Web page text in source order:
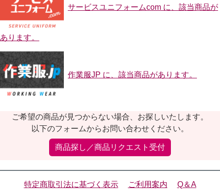
サービスユニフォームcom に、該当商品が
あります。
作業服JP に、該当商品があります。
ご希望の商品が見つからない場合、お探しいたします。
以下のフォームからお問い合わせください。
商品探し／商品リクエスト受付
特定商取引法に基づく表示 ご利用案内 Q＆A